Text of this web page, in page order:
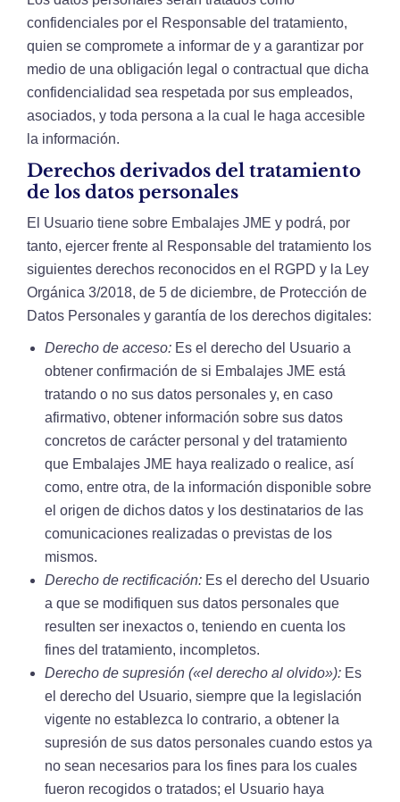
confidenciales por el Responsable del tratamiento,
quien se compromete a informar de y a garantizar por
medio de una obligación legal o contractual que dicha
confidencialidad sea respetada por sus empleados,
asociados, y toda persona a la cual le haga accesible
la información.
Derechos derivados del tratamiento
de los datos personales
El Usuario tiene sobre Embalajes JME y podrá, por
tanto, ejercer frente al Responsable del tratamiento los
siguientes derechos reconocidos en el RGPD y la Ley
Orgánica 3/2018, de 5 de diciembre, de Protección de
Datos Personales y garantía de los derechos digitales:
Derecho de acceso: Es el derecho del Usuario a
obtener confirmación de si Embalajes JME está
tratando o no sus datos personales y, en caso
afirmativo, obtener información sobre sus datos
concretos de carácter personal y del tratamiento
que Embalajes JME haya realizado o realice, así
como, entre otra, de la información disponible sobre
el origen de dichos datos y los destinatarios de las
comunicaciones realizadas o previstas de los
mismos.
Derecho de rectificación: Es el derecho del Usuario
a que se modifiquen sus datos personales que
resulten ser inexactos o, teniendo en cuenta los
fines del tratamiento, incompletos.
Derecho de supresión («el derecho al olvido»): Es
el derecho del Usuario, siempre que la legislación
vigente no establezca lo contrario, a obtener la
supresión de sus datos personales cuando estos ya
no sean necesarios para los fines para los cuales
fueron recogidos o tratados; el Usuario haya